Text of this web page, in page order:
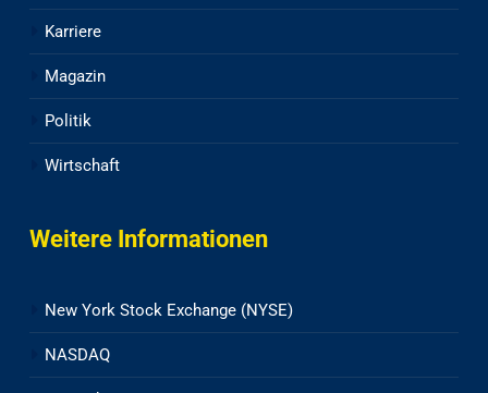
Karriere
Magazin
Politik
Wirtschaft
Weitere Informationen
New York Stock Exchange (NYSE)
NASDAQ